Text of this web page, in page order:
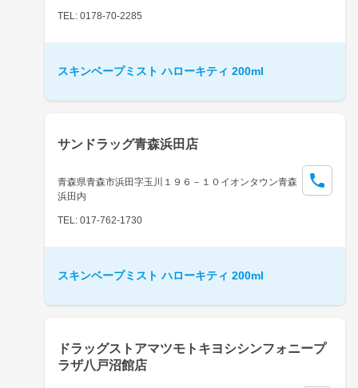
TEL: 0178-70-2285
スキンベープミスト ハローキティ 200ml
サンドラッグ青森浜田店
青森県青森市浜田字玉川１９６－１０イオンタウン青森
浜田内
TEL: 017-762-1730
スキンベープミスト ハローキティ 200ml
ドラッグストアマツモトキヨシシンフォニープ
ラザ八戸沼館店